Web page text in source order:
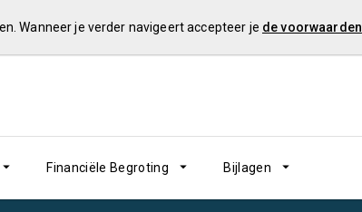
Financiële Begroting Bijlagen
Wanneer je verder navigeert accepteer je de voorwaarden